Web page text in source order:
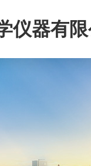
仪器有